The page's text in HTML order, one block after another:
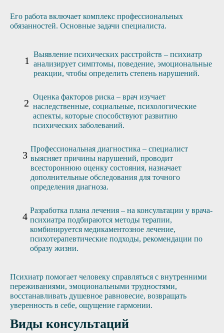
Его работа включает комплекс профессиональных
обязанностей. Основные задачи специалиста.
Выявление психических расстройств – психиатр
анализирует симптомы, поведение, эмоциональные
реакции, чтобы определить степень нарушений.
Оценка факторов риска – врач изучает
наследственные, социальные, психологические
аспекты, которые способствуют развитию
психических заболеваний.
Профессиональная диагностика – специалист
выясняет причины нарушений, проводит
всестороннюю оценку состояния, назначает
дополнительные обследования для точного
определения диагноза.
Разработка плана лечения – на консультации у врача-
психиатра подбираются методы терапии,
комбинируется медикаментозное лечение,
психотерапевтические подходы, рекомендации по
образу жизни.
Психиатр помогает человеку справляться с внутренними
переживаниями, эмоциональными трудностями,
восстанавливать душевное равновесие, возвращать
уверенность в себе, ощущение гармонии.
Виды консультаций